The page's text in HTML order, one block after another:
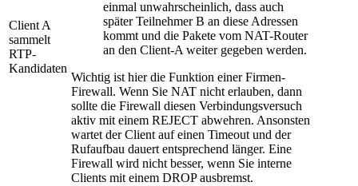
Client A
sammelt
RTP-
Kandidaten
einmal unwahrscheinlich, dass auch
später Teilnehmer B an diese Adressen
kommt und die Pakete vom NAT-Router
an den Client-A weiter gegeben werden.
Wichtig ist hier die Funktion einer Firmen-
Firewall. Wenn Sie NAT nicht erlauben, dann
sollte die Firewall diesen Verbindungsversuch
aktiv mit einem REJECT abwehren. Ansonsten
wartet der Client auf einen Timeout und der
Rufaufbau dauert entsprechend länger. Eine
Firewall wird nicht besser, wenn Sie interne
Clients mit einem DROP ausbremst.